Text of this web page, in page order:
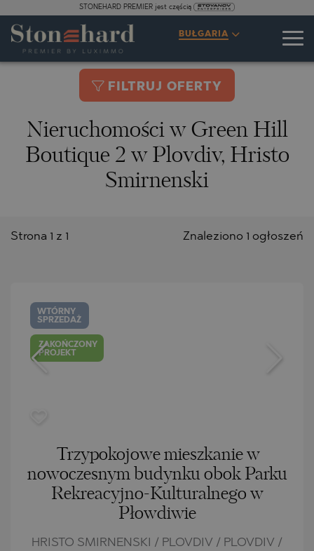
STONEHARD PREMIER jest częścią
BUŁGARIA
FILTRUJ OFERTY
Nieruchomości w Green Hill
Boutique 2 w Plovdiv, Hristo
Smirnenski
Znaleziono 1 ogłoszeń
Strona 1 z 1
WTÓRNY
SPRZEDAŻ
ZAKOŃCZONY
PROJEKT
Trzypokojowe mieszkanie w
nowoczesnym budynku obok Parku
Rekreacyjno-Kulturalnego w
Płowdiwie
HRISTO SMIRNENSKI / PLOVDIV / PLOVDIV /